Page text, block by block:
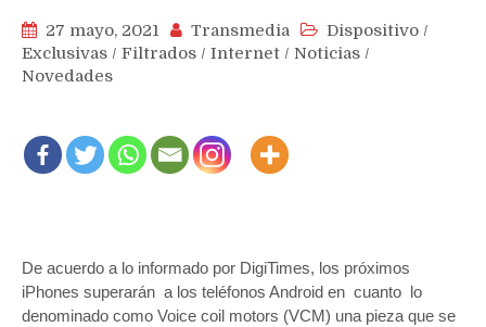
27 mayo, 2021 Transmedia Dispositivo /
Exclusivas / Filtrados / Internet / Noticias /
Novedades
De acuerdo a lo informado por DigiTimes, los próximos
iPhones superarán a los teléfonos Android en cuanto lo
denominado como Voice coil motors (VCM) una pieza que se